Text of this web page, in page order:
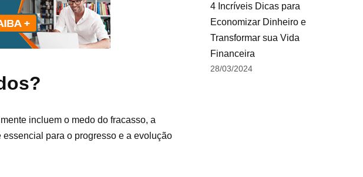
incluem o medo do fracasso, a
para o progresso e a evolução
4 Incríveis Dicas para
Economizar Dinheiro e
Transformar sua Vida
Financeira
28/03/2024